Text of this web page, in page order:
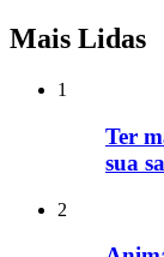
Mais Lidas
1
Ter
sua
2